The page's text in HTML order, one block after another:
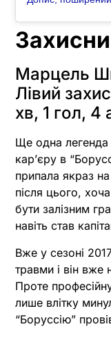
Марцель
Лівий
хв, 1 гол, 4
Ще одна
кар’єру в
припала якраз на
після цього,
бути залізним
навіть став
Вже у сезоні
травми і він вже
Проте
лише влітку
“Боруссію”